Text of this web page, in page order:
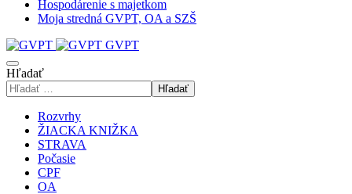
Hospodárenie s majetkom
Moja stredná GVPT, OA a SZŠ
GVPT
Hľadať
Hľadať
Rozvrhy
ŽIACKA KNIŽKA
STRAVA
Počasie
CPF
OA